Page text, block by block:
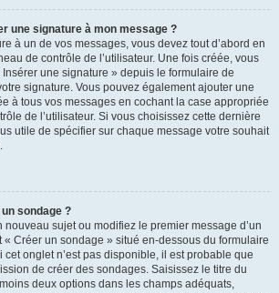
une signature à mon message ?
à un de vos messages, vous devez tout d’abord en
de contrôle de l’utilisateur. Une fois créée, vous
une signature » depuis le formulaire de
signature. Vous pouvez également ajouter une
à tous vos messages en cochant la case appropriée
de l’utilisateur. Si vous choisissez cette dernière
utile de spécifier sur chaque message votre souhait
sondage ?
nouveau sujet ou modifiez le premier message d’un
« Créer un sondage » situé en-dessous du formulaire
onglet n’est pas disponible, il est probable que
de créer des sondages. Saisissez le titre du
deux options dans les champs adéquats,